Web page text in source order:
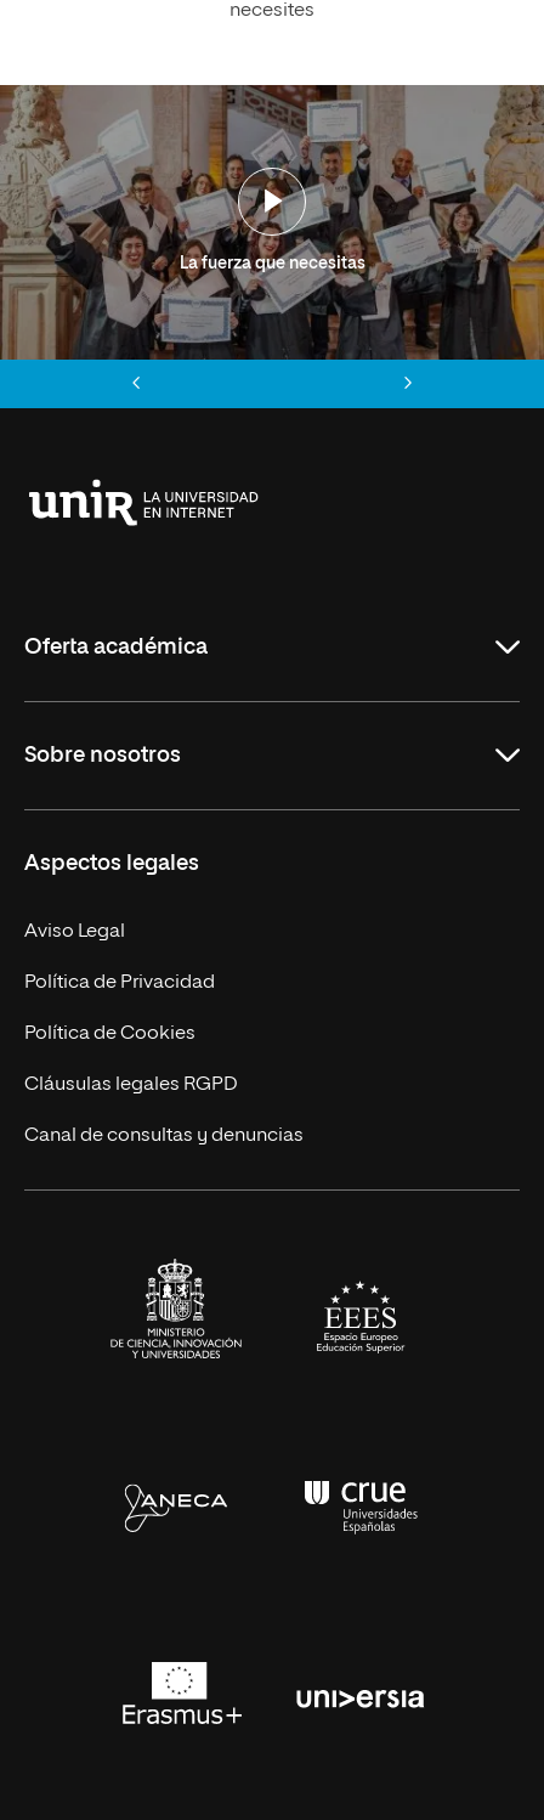
necesites
La fuerza que necesitas
Oferta académica
Másteres Oficiales
Doctorados
Experto Universitario
Postgrados
Cursos Universitarios
Sobre nosotros
Facultades
Nuestro Equipo
Trabaja en UNIR
Actualidad
UNIR Revista
Eventos
Aspectos legales
Aviso Legal
Política de Privacidad
Política de Cookies
Cláusulas legales RGPD
Canal de consultas y denuncias